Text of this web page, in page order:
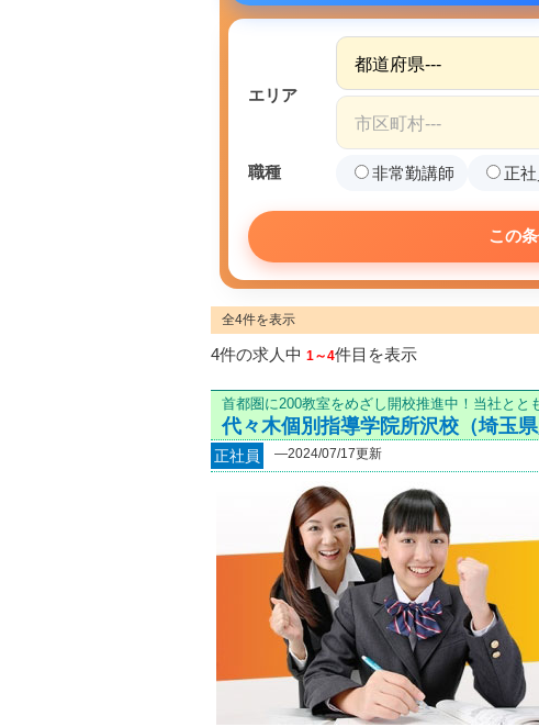
エリア
職種 非常勤講師 正社
この
全4件を表示
4件の求人中 1～4件目を表示
首都圏に200教室をめざし開校推進中！当社とと
代々木個別指導学院所沢校（埼玉県
正社員 ―2024/07/17更新